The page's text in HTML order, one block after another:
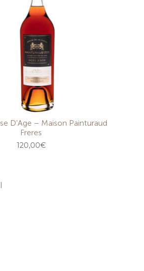
D’Age – Maison Painturaud
Freres
120,00€